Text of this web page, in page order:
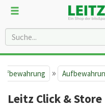
»
Leitz Click & Store